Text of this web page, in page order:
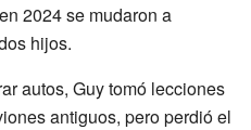
2024 se mudaron a
hijos.
autos, Guy tomó lecciones
antiguos, pero perdió el